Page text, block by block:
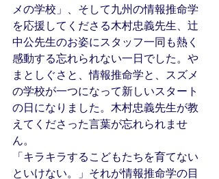
メの学校」、そして九州の情報推命学
を応援してくださる木村忠義先生、辻
中公先生のお姿にスタッフ一同も熱く
感動する忘れられない一日でした。や
まとしぐさと、情報推命学と、スズメ
の学校が一つになって新しいスタート
の日になりました。木村忠義先生が教
えてくださった言葉が忘れられませ
ん。
「キラキラするこどもたちを育てない
といけない。」それが情報推命学の目